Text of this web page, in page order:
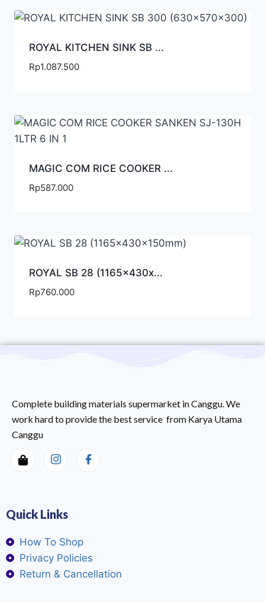
ROYAL KITCHEN SINK SB ...
Rp1.087.500
MAGIC COM RICE COOKER ...
Rp587.000
ROYAL SB 28 (1165x430x...
Rp760.000
Complete building materials supermarket in Canggu. We
work hard to provide the best service from Karya Utama
Canggu
Quick Links
How To Shop
Privacy Policies
Return & Cancellation